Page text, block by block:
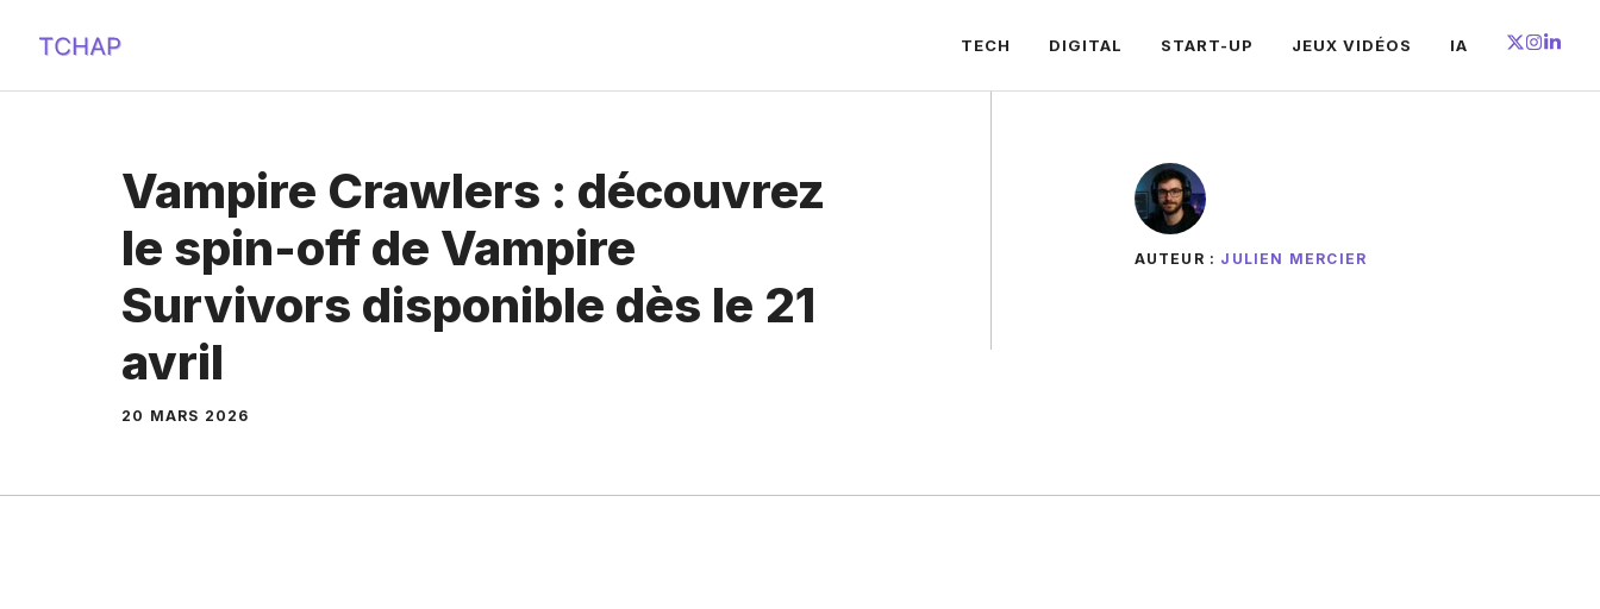
contenu
TECH DIGITAL START-UP JEUX VIDÉOS IA
Vampire Crawlers : découvrez
le spin-off de Vampire
Survivors disponible dès le 21
avril
20 MARS 2026
AUTEUR : JULIEN MERCIER